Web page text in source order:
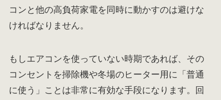
コンと他の高負荷家電を同時に動かすのは避けな
ければなりません。
もしエアコンを使っていない時期であれば、その
コンセントを掃除機や冬場のヒーター用に「普通
に使う」ことは非常に有効な手段になります。回